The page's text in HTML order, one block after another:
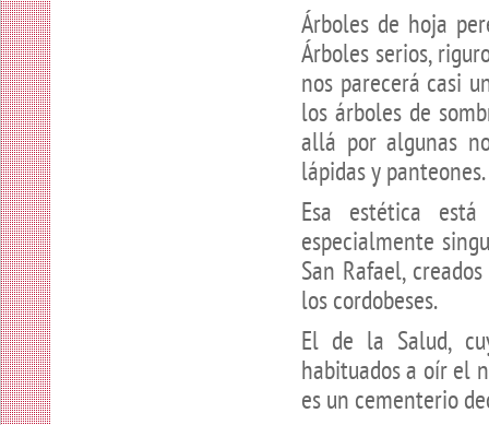
Árboles de hoja
Árboles serios,
nos parecerá casi
los árboles de
allá por algunas
lápidas y panteones.
Esa estética
especialmente
San Rafael,
los cordobeses.
El de la Salud,
habituados a oír el
es un cementerio